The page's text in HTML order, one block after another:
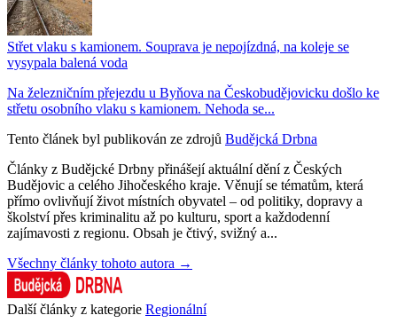
Střet vlaku s kamionem. Souprava je nepojízdná, na koleje se
vysypala balená voda
Na železničním přejezdu u Byňova na Českobudějovicku došlo ke
střetu osobního vlaku s kamionem. Nehoda se...
Tento článek byl publikován ze zdrojů Budějcká Drbna
Články z Budějcké Drbny přinášejí aktuální dění z Českých
Budějovic a celého Jihočeského kraje. Věnují se tématům, která
přímo ovlivňují život místních obyvatel – od politiky, dopravy a
školství přes kriminalitu až po kulturu, sport a každodenní
zajímavosti z regionu. Obsah je čtivý, svižný a...
Všechny články tohoto autora →
Další články z kategorie Regionální